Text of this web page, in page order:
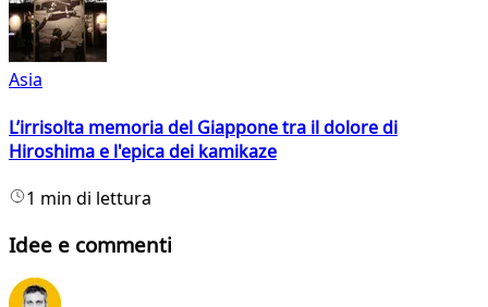
Asia
L’irrisolta memoria del Giappone tra il dolore di
Hiroshima e l'epica dei kamikaze
1 min di lettura
Idee e commenti